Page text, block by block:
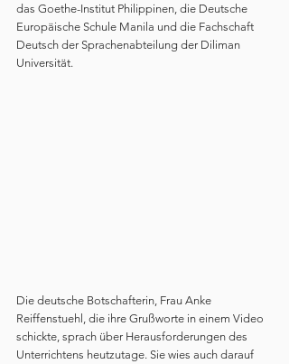
das Goethe-Institut Philippinen, die Deutsche
Europäische Schule Manila und die Fachschaft
Deutsch der Sprachenabteilung der Diliman
Universität.
Die deutsche Botschafterin, Frau Anke
Reiffenstuehl, die ihre Grußworte in einem Video
schickte, sprach über Herausforderungen des
Unterrichtens heutzutage. Sie wies auch darauf